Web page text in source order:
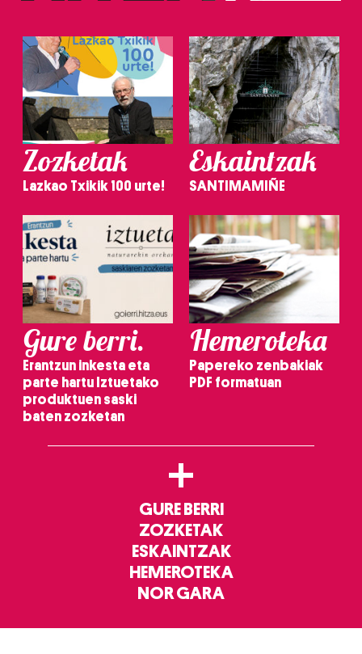
Zozketak
Lazkao Txikik 100 urte!
Eskaintzak
SANTIMAMIÑE
Gure berri.
Erantzun inkesta eta
parte hartu Iztuetako
produktuen saski
baten zozketan
Hemeroteka
Papereko zenbakiak
PDF formatuan
+
GURE BERRI
ZOZKETAK
ESKAINTZAK
HEMEROTEKA
NOR GARA